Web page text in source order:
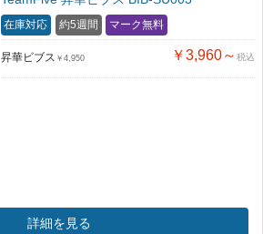
在庫対応 約5週間 マーク無料
昇華ビブス ￥4,950 ￥3,960～ 税込
詳細を見る